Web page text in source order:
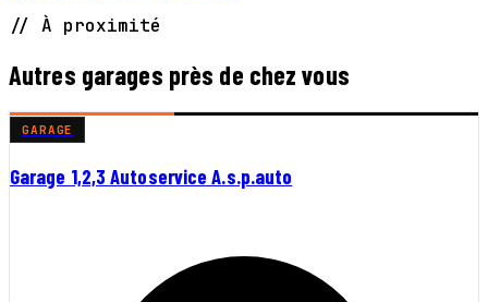
// À proximité
Autres garages près de chez vous
GARAGE
Garage 1,2,3 Autoservice A.s.p.auto